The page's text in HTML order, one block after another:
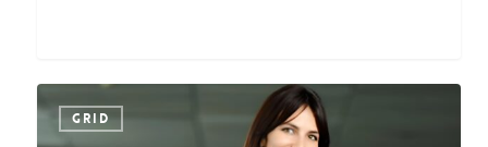
GRID